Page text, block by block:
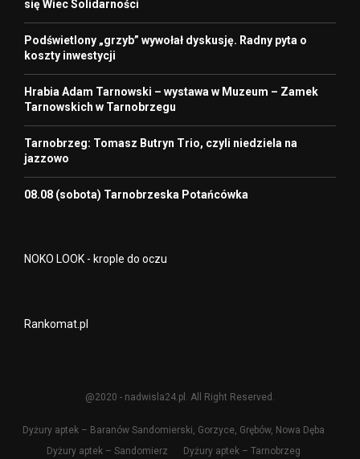
się Wiec Solidarności
Podświetlony „grzyb” wywołał dyskusję. Radny pyta o
koszty inwestycji
Hrabia Adam Tarnowski – wystawa w Muzeum – Zamek
Tarnowskich w Tarnobrzegu
Tarnobrzeg: Tomasz Butryn Trio, czyli niedziela na
jazzowo
08.08 (sobota) Tarnobrzeska Potańcówka
NOKO LOOK - krople do oczu
Rankomat.pl
@2020 - nadwisla24.pl. All Right Reserved.
Dyżury aptek – Baranów Sandomierski, Gorzyce, Grębów, Nowa Dęba
Dyżury aptek – Sandomierz
Dyżury aptek – Tarnobrzeg